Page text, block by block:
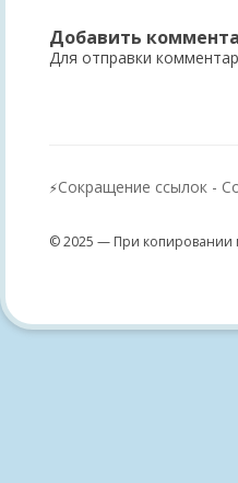
Добавить
Для отправки
⚡Сокращение ссылок -
© 2025 — При копировании